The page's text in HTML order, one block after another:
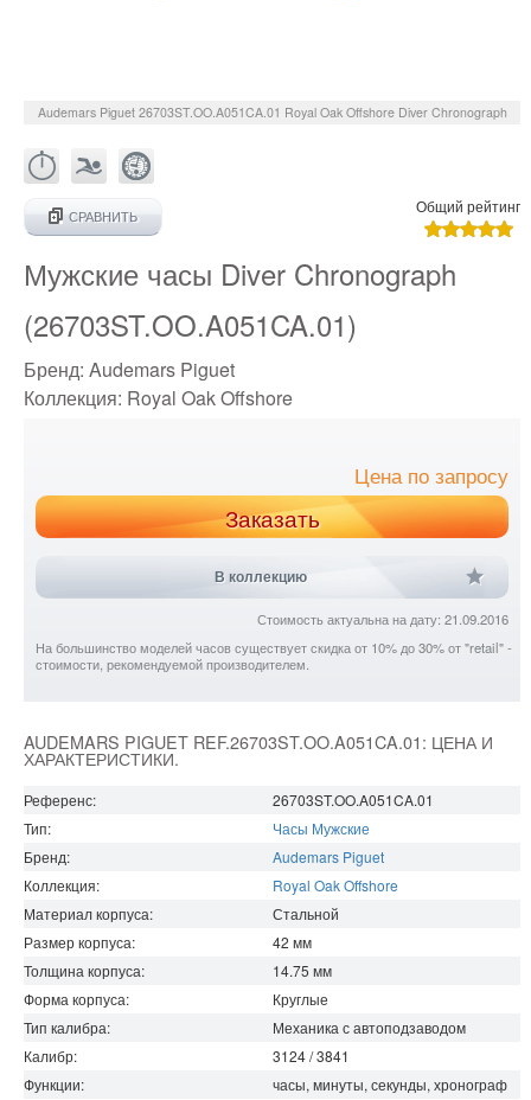
Audemars Piguet 26703ST.OO.A051CA.01 Royal Oak Offshore Diver Chronograph
СРАВНИТЬ
Общий рейтинг
Мужские часы Diver Chronograph
(26703ST.OO.A051CA.01)
Бренд: Audemars Piguet
Коллекция: Royal Oak Offshore
Цена по запросу
Заказать
В коллекцию
Стоимость актуальна на дату: 21.09.2016
На большинство моделей часов существует скидка от 10% до 30% от "retail" -
стоимости, рекомендуемой производителем.
AUDEMARS PIGUET REF.26703ST.OO.A051CA.01: ЦЕНА И
ХАРАКТЕРИСТИКИ.
Референс:
26703ST.OO.A051CA.01
Тип:
Часы Мужские
Бренд:
Audemars Piguet
Коллекция:
Royal Oak Offshore
Материал корпуса:
Стальной
Размер корпуса:
42 мм
Толщина корпуса:
14.75 мм
Форма корпуса:
Круглые
Тип калибра:
Механика с автоподзаводом
Калибр:
3124 / 3841
Функции:
часы, минуты, секунды, хронограф